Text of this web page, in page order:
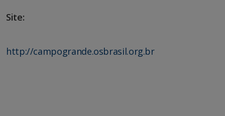
Site:
http://campogrande.osbrasil.org.br